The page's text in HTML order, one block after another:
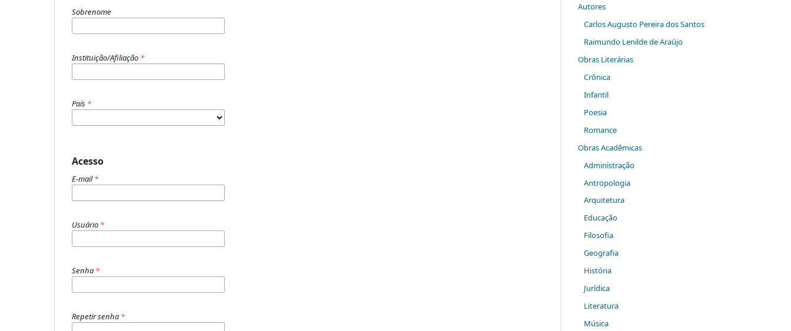
Sobrenome
Instituição/Afiliação *
País *
Acesso
E-mail*
Usuário *
Senha *
Repetir senha *
Autores
Carlos Augusto Pereira dos Santos
Raimundo Lenilde de Araújo
Obras Literárias
Crônica
Infantil
Poesia
Romance
Obras Acadêmicas
Administração
Antropologia
Arquitetura
Educação
Filosofia
Geografia
História
Jurídica
Literatura
Música